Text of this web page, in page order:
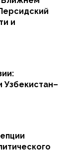
и
Узбекистан–